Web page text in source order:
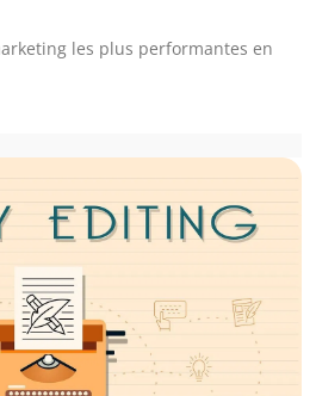
les plus performantes en